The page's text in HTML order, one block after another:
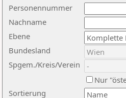
Nachname
Ebene
Sortierung
Personennummer
Bundesland
Spgem./Kreis/Verein
Nur